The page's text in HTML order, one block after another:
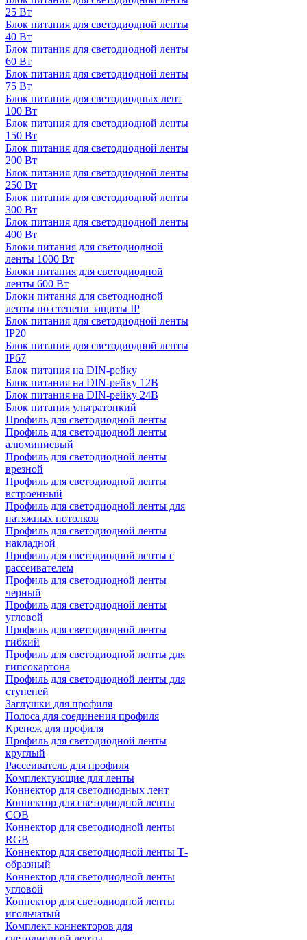
25 Вт
Блок питания для светодиодной ленты
40 Вт
Блок питания для светодиодной ленты
60 Вт
Блок питания для светодиодной ленты
75 Вт
Блок питания для светодиодных лент
100 Вт
Блок питания для светодиодной ленты
150 Вт
Блок питания для светодиодной ленты
200 Вт
Блок питания для светодиодной ленты
250 Вт
Блок питания для светодиодной ленты
300 Вт
Блок питания для светодиодной ленты
400 Вт
Блоки питания для светодиодной
ленты 1000 Вт
Блоки питания для светодиодной
ленты 600 Вт
Блоки питания для светодиодной
ленты по степени защиты IP
Блок питания для светодиодной ленты
IP20
Блок питания для светодиодной ленты
IP67
Блок питания на DIN-рейку
Блок питания на DIN-рейку 12В
Блок питания на DIN-рейку 24В
Блок питания ультратонкий
Профиль для светодиодной ленты
Профиль для светодиодной ленты
алюминиевый
Профиль для светодиодной ленты
врезной
Профиль для светодиодной ленты
встроенный
Профиль для светодиодной ленты для
натяжных потолков
Профиль для светодиодной ленты
накладной
Профиль для светодиодной ленты с
рассеивателем
Профиль для светодиодной ленты
черный
Профиль для светодиодной ленты
угловой
Профиль для светодиодной ленты
гибкий
Профиль для светодиодной ленты для
гипсокартона
Профиль для светодиодной ленты для
ступеней
Заглушки для профиля
Полоса для соединения профиля
Крепеж для профиля
Профиль для светодиодной ленты
круглый
Рассеиватель для профиля
Комплектующие для ленты
Коннектор для светодиодных лент
Коннектор для светодиодной ленты
COB
Коннектор для светодиодной ленты
RGB
Коннектор для светодиодной ленты Т-
образный
Коннектор для светодиодной ленты
угловой
Коннектор для светодиодной ленты
игольчатый
Комплект коннекторов для